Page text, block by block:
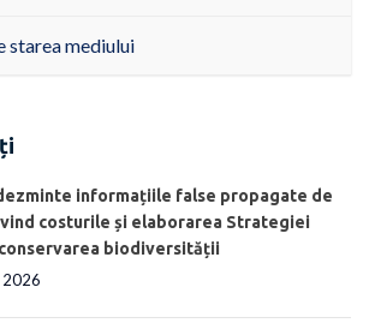
starea mediului
informațiile false propagate de
costurile și elaborarea Strategiei
biodiversității
2026